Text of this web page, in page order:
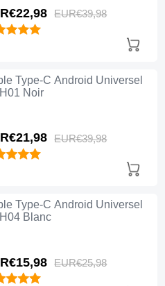
98 EUR€39,98
Type-C Android Universel
Noir
98 EUR€39,98
Type-C Android Universel
Blanc
98 EUR€25,98